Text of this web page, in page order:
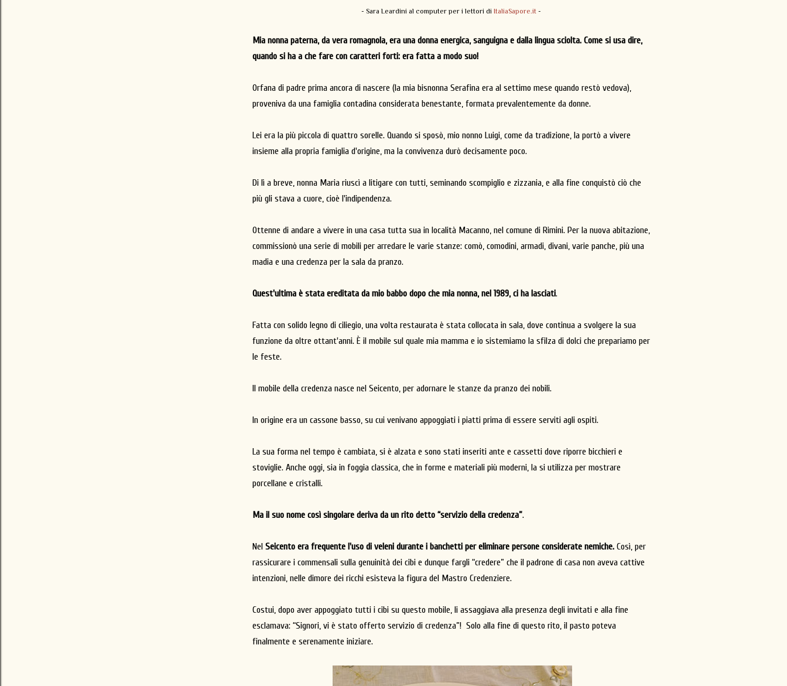
- Sara Leardini al computer per i lettori di ItaliaSapore.it -
Mia nonna paterna, da vera romagnola, era una donna energica, sanguigna e dalla lingua sciolta. Come si usa dire,
quando si ha a che fare con caratteri forti: era fatta a modo suo!
Orfana di padre prima ancora di nascere (la mia bisnonna Serafina era al settimo mese quando restò vedova),
proveniva da una famiglia contadina considerata benestante, formata prevalentemente da donne.
Lei era la più piccola di quattro sorelle. Quando si sposò, mio nonno Luigi, come da tradizione, la portò a vivere
insieme alla propria famiglia d'origine, ma la convivenza durò decisamente poco.
Di lì a breve, nonna Maria riuscì a litigare con tutti, seminando scompiglio e zizzania, e alla fine conquistò ciò che
più gli stava a cuore, cioè l'indipendenza.
Ottenne di andare a vivere in una casa tutta sua in località Macanno, nel comune di Rimini. Per la nuova abitazione,
commissionò una serie di mobili per arredare le varie stanze: comò, comodini, armadi, divani, varie panche, più una
madia e una credenza per la sala da pranzo.
Quest'ultima è stata ereditata da mio babbo dopo che mia nonna, nel 1989, ci ha lasciati.
Fatta con solido legno di ciliegio, una volta restaurata è stata collocata in sala, dove continua a svolgere la sua
funzione da oltre ottant'anni. È il mobile sul quale mia mamma e io sistemiamo la sfilza di dolci che prepariamo per
le feste.
Il mobile della credenza nasce nel Seicento, per adornare le stanze da pranzo dei nobili.
In origine era un cassone basso, su cui venivano appoggiati i piatti prima di essere serviti agli ospiti.
La sua forma nel tempo è cambiata, si è alzata e sono stati inseriti ante e cassetti dove riporre bicchieri e
stoviglie. Anche oggi, sia in foggia classica, che in forme e materiali più moderni, la si utilizza per mostrare
porcellane e cristalli.
Ma il suo nome così singolare deriva da un rito detto “servizio della credenza”.
Nel Seicento era frequente l'uso di veleni durante i banchetti per eliminare persone considerate nemiche. Così, per
rassicurare i commensali sulla genuinità dei cibi e dunque fargli “credere” che il padrone di casa non aveva cattive
intenzioni, nelle dimore dei ricchi esisteva la figura del Mastro Credenziere.
Costui, dopo aver appoggiato tutti i cibi su questo mobile, li assaggiava alla presenza degli invitati e alla fine
esclamava: “Signori, vi è stato offerto servizio di credenza”! Solo alla fine di questo rito, il pasto poteva
finalmente e serenamente iniziare.